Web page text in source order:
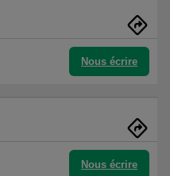
Nous écrire
Nous écrire